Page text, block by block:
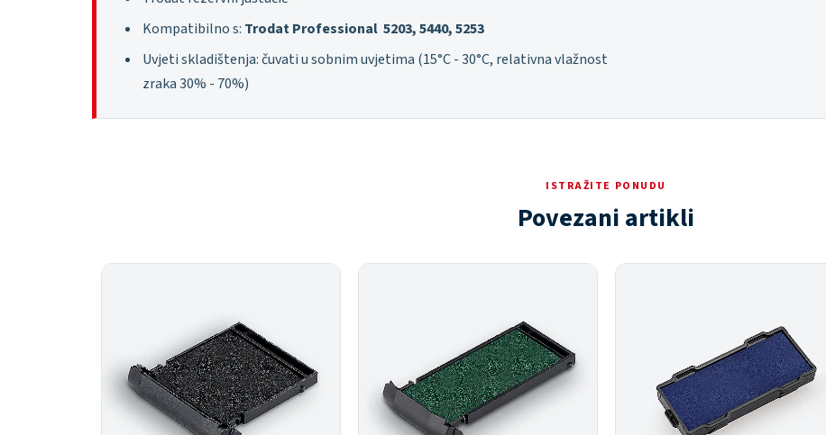
Kompatibilno s: TrodatProfessional 5203, 5440, 5253
Uvjeti skladištenja: čuvati u sobnim uvjetima (15°C - 30°C, relativna vlažnost
zraka 30% - 70%)
ISTRAŽITE PONUDU
Povezani artikli